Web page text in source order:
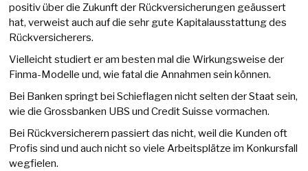
positiv über die Zukunft der Rückversicherungen geäussert
hat, verweist auch auf die sehr gute Kapitalausstattung des
Rückversicherers.
Vielleicht studiert er am besten mal die Wirkungsweise der
Finma-Modelle und, wie fatal die Annahmen sein können.
Bei Banken springt bei Schieflagen nicht selten der Staat sein,
wie die Grossbanken UBS und Credit Suisse vormachen.
Bei Rückversicherern passiert das nicht, weil die Kunden oft
Profis sind und auch nicht so viele Arbeitsplätze im Konkursfall
wegfielen.